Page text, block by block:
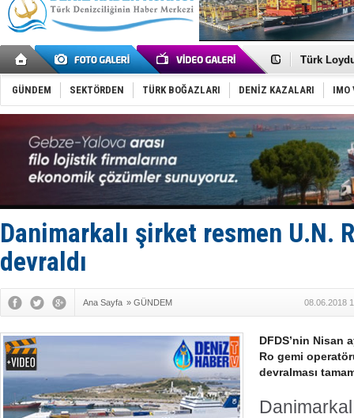
Baltık
Runit
Türk
Hüseyin
Hat-San
Med
Tekne, su
Dışişleri
Depo ve
Kruvaziyer
GÜNDEM SEKTÖRDEN TÜRK BOĞAZLARI DENİZ KAZALARI IMO
Danimarkalı şirket resmen U.N.
devraldı
Ana Sayfa » GÜNDEM 08.06.2018
DFDS’nin Nisan
Ro gemi
devralması